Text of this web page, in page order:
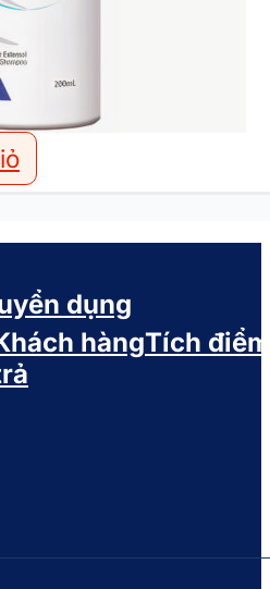
dụng
hàngTích điểm